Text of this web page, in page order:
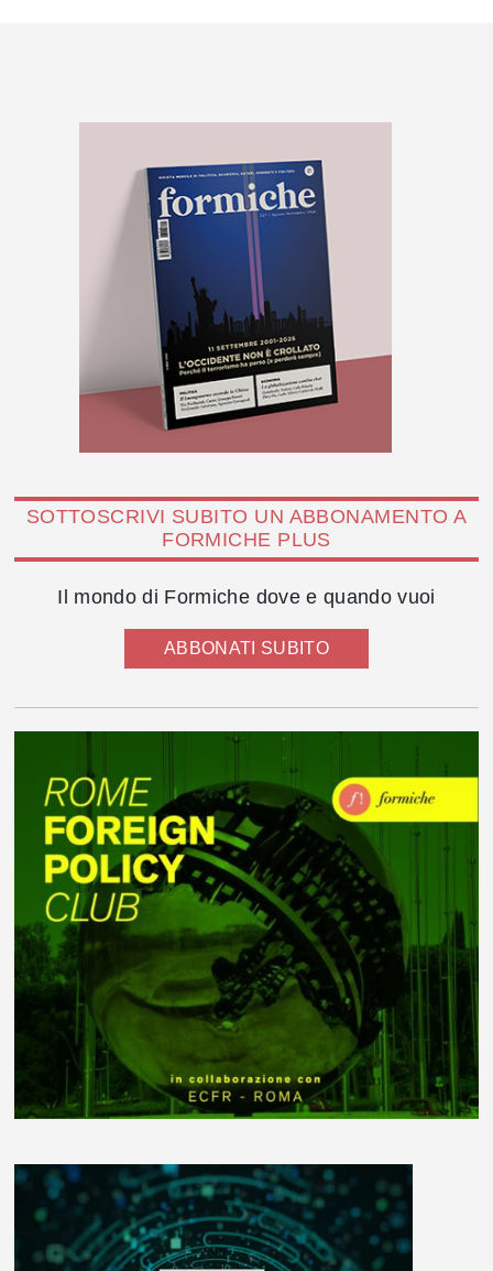
SOTTOSCRIVI SUBITO UN ABBONAMENTO A
FORMICHE PLUS
Il mondo di Formiche dove e quando vuoi
ABBONATI SUBITO